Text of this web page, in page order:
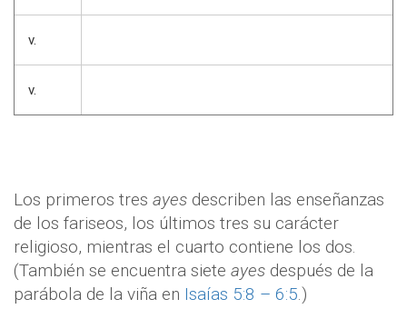
v.
v.
Los primeros tres ayes describen las enseñanzas
de los fariseos, los últimos tres su carácter
religioso, mientras el cuarto contiene los dos.
(También se encuentra siete ayes después de la
parábola de la viña en Isaías 5:8 – 6:5.)